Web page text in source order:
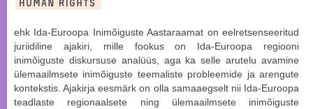
ehk Ida-Euroopa Inimõiguste Aastaraamat on eelretsenseeritud
juriidiline ajakiri, mille fookus on Ida-Euroopa regiooni
inimõiguste diskursuse analüüs, aga ka selle arutelu avamine
ülemaailmsete inimõiguste teemaliste probleemide ja arengute
kontekstis. Ajakirja eesmärk on olla samaaegselt nii Ida-Euroopa
teadlaste regionaalsete ning ülemaailmsete inimõiguste